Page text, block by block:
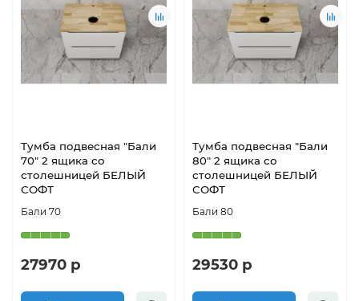
Тумба подвесная "Бали
70" 2 ящика со
столешницей БЕЛЫЙ
СОФТ
Бали 70
27970 р
Тумба подвесная "Бали
80" 2 ящика со
столешницей БЕЛЫЙ
СОФТ
Бали 80
29530 р